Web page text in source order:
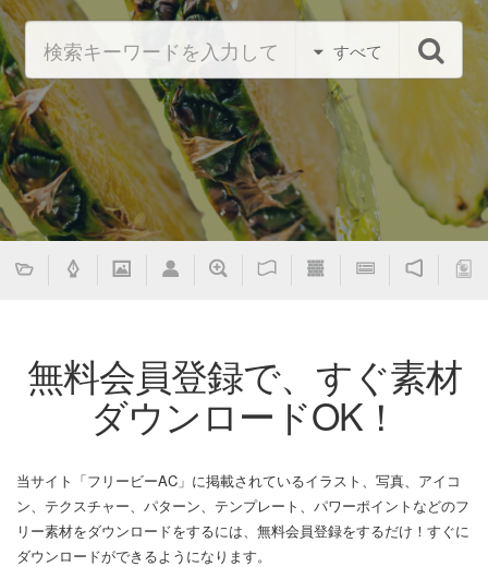
すべて
無料会員登録で、すぐ素材
ダウンロードOK！
当サイト「フリービーAC」に掲載されているイラスト、写真、アイコ
ン、テクスチャー、パターン、テンプレート、パワーポイントなどのフ
リー素材をダウンロードをするには、無料会員登録をするだけ！すぐに
ダウンロードができるようになります。